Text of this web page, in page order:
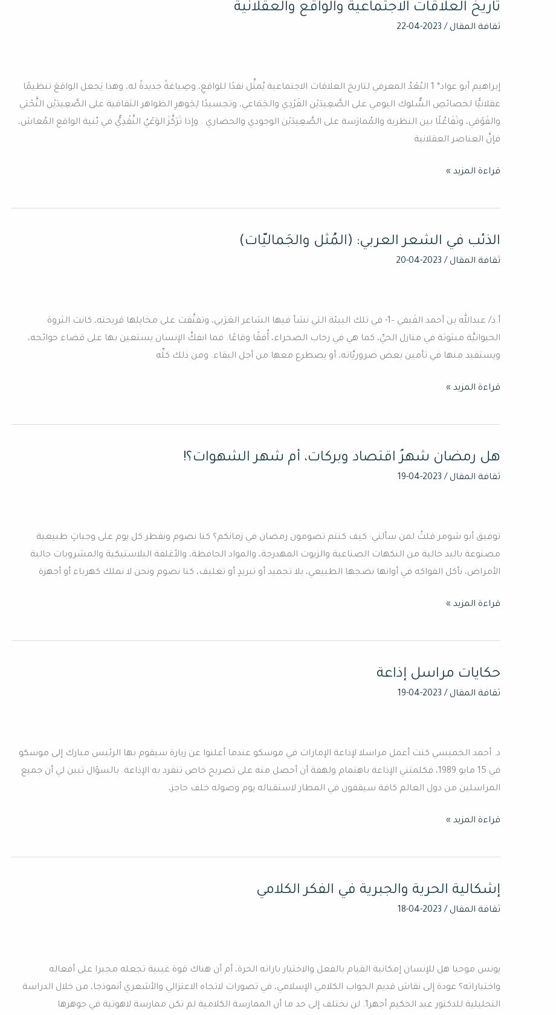
تاريخ العلاقات الاجتماعية والواقع والعقلانية
ثقافة المقال /
2023-04-22
إبراهيم أبو عواد* 1 البُعْدُ المعرفي لتاريخ العلاقات الاجتماعية يُمثِّل نقدًا للواقعِ، وصِياغةً جديدةً له، وهذا يَجعل الواقعَ تنظيمًا
عقلانيًّا لخصائصِ السُّلوك اليومي على الصَّعِيدَيْن الفَرْدِي والجَمَاعي، وتجسيدًا لِجَوهرِ الظواهر الثقافية على الصَّعِيدَيْن التَّحْتي
والفَوْقي، وتَفَاعُلًا بين النظرية والمُمارَسة على الصَّعِيدَيْن الوجودي والحضاري . وإذا تَرَكَّزَ الوَعْيُ النَّقْدِيُّ في بُنية الواقع المُعاش،
فإنَّ العناصر العقلانية
تاريخ
العلاقات
قراءة المزيد »
الذئب في الشِّعر العربي: (المُثُل والجَماليَّات)
ثقافة المقال /
2023-04-20
أ.د/ عبدالله بن أحمد الفَيفي –1- في تلك البيئة التي نشأ فيها الشاعر العَرَبي، وتفتَّقت على مخايلها قريحته، كانت الثروة
الحيوانيَّة مبثوثة في منازل الحيِّ، كما هي في رحاب الصحراء، أُفقًا وقاعًا. فما انفكَّ الإنسان يستعين بها على قضاء حوائجه،
ويستفيد منها في تأمين بعض ضروريَّاته، أو يصطرع معها من أجل البقاء. ومن ذلك كلِّه
الذئب
في
قراءة المزيد »
هل رمضان شهرُ اقتصاد وبركات، أم شهر الشهوات؟!
ثقافة المقال /
2023-04-19
توفيق أبو شومر قلتُ لمن سألني: كيف كنتم تصومون رمضان في زمانكم؟ كنا نصوم ونفطر كل يوم على وجباتٍ طبيعية
مصنوعة باليد خالية من النكهات الصناعية والزيوت المهدرجة، والمواد الحافظة، والأغلفة البلاستيكية والمشروبات جالبة
الأمراض، نأكل الفواكه في أوانها نضجها الطبيعي، بلا تجميد أو تبريدٍ أو تغليف، كنا نصوم ونحن لا نملك كهرباء أو أجهزة
هل
رمضان
قراءة المزيد »
حكايات مراسل إذاعة
ثقافة المقال /
2023-04-19
د. أحمد الخميسي كنت أعمل مراسلا لإذاعة الإمارات في موسكو عندما أعلنوا عن زيارة سيقوم بها الرئيس مبارك إلى موسكو
في 15 مايو 1989، فكلمتني الإذاعة باهتمام ولهفة أن أحصل منه على تصريح خاص تنفرد به الإذاعة. بالسؤال تبين لي أن جميع
المراسلين من دول العالم كافة سيقفون في المطار لاستقباله يوم وصوله خلف حاجز،
حكايات
مراسل
قراءة المزيد »
إشكالية الحرية والجبرية في الفكر الكلامي
ثقافة المقال /
2023-04-18
يونس موحيا هل للإنسان إمكانية القيام بالفعل والاختيار باراته الحرة، أم أن هناك قوة غيبية تجعله مجبرا على أفعاله
واختياراته؟ عودة إلى نقاش قديم الجواب الكلامي الإسلامي، في تصورات لاتجاه الاعتزالي والأشعري أنموذجا، من خلال الدراسة
التحليلية للدكتور عبد الحكيم أجهر1. لن نختلف إلى حد ما أن الممارسة الكلامية لم تكن ممارسة لاهوتية في جوهرها
إشكالية
الحرية